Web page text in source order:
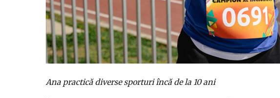
Ana practică diverse sporturi încă de la 10 ani